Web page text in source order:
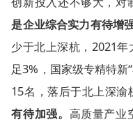
是企业综合实力有待增强
少于北上深杭，2021
足3%，国家级专精特新
15名，落后于北上深渝
有待加强。 高质量产业